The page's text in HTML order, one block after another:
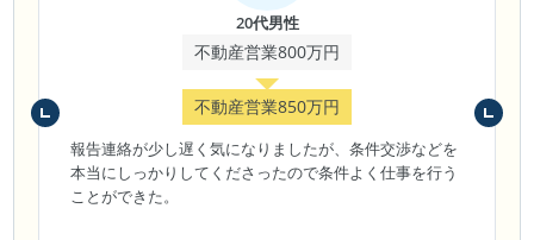
20代男性
不動産営業800万円
不動産営業850万円
報告連絡が少し遅く気になりましたが、条件交渉などを
本当にしっかりしてくださったので条件よく仕事を行う
ことができた。